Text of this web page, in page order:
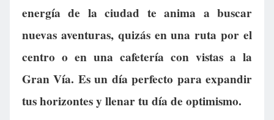
energía de la ciudad te anima a buscar
nuevas aventuras, quizás en una ruta por el
centro o en una cafetería con vistas a la
Gran Vía. Es un día perfecto para expandir
tus horizontes y llenar tu día de optimismo.